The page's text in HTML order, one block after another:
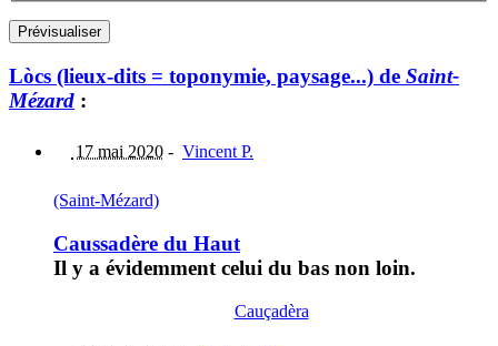
Lòcs (lieux-dits = toponymie, paysage...) de Saint-
Mézard :
17 mai 2020 - Vincent P.
(Saint-Mézard)
Caussadère du Haut
Il y a évidemment celui du bas non loin.
Cauçadèra